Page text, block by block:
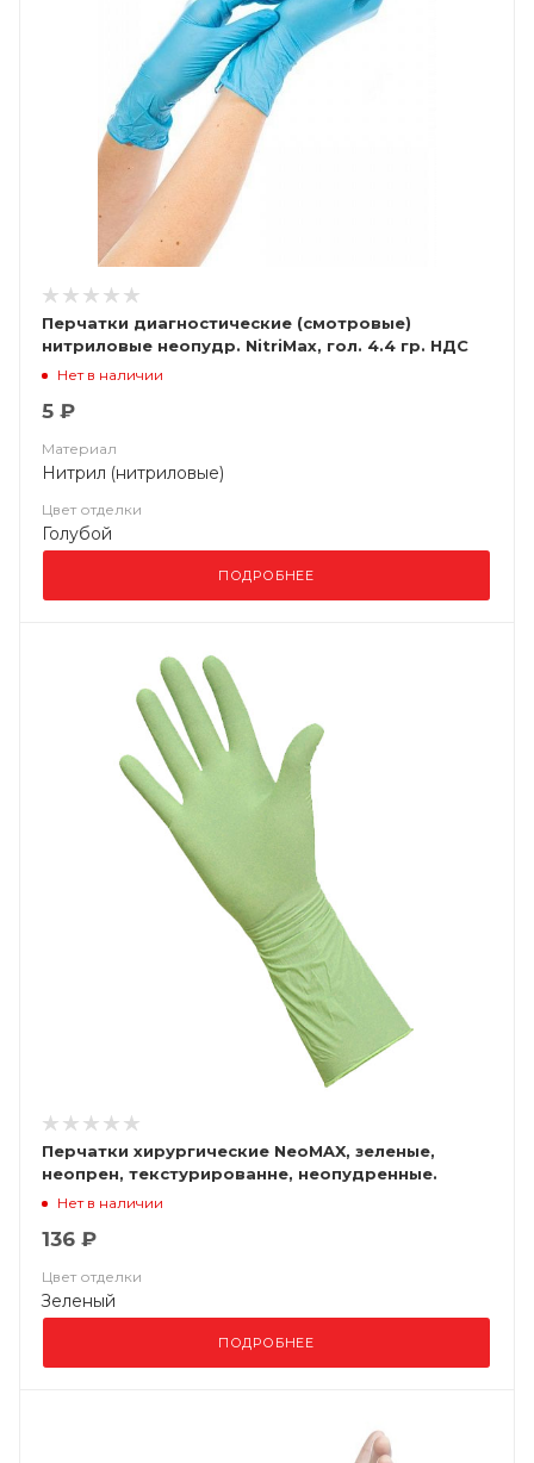
Перчатки диагностические (смотровые)
нитриловые неопудр. NitriMax, гол. 4.4 гр. НДС
(10%)
Нет в наличии
5 ₽
Материал
Нитрил (нитриловые)
Цвет отделки
Голубой
ПОДРОБНЕЕ
Перчатки хирургические NeoMAX, зеленые,
неопрен, текстурированне, неопудренные.
стерильные
Нет в наличии
136 ₽
Цвет отделки
Зеленый
ПОДРОБНЕЕ